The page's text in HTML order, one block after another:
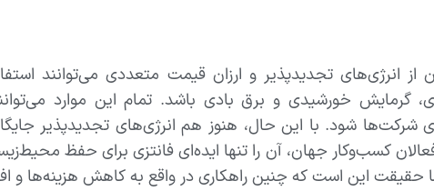
از انرژی‌های تجدیدپذیر و ارزان قیمت متعددی می‌توانند
گرمایش خورشیدی و برق بادی باشد. تمام این موارد
شرکت‌ها شود. با این حال، هنوز هم انرژی‌های تجدیدپذیر
کسب‌وکار جهان، آن را تنها ایده‌ای فانتزی برای حفظ
حقیقت این است که چنین راهکاری در واقع به کاهش هزینه‌ها